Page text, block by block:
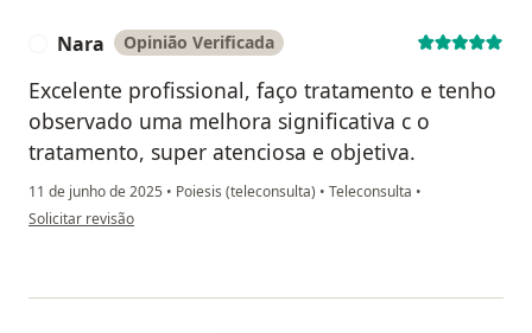
Nara Opinião Verificada
Excelente profissional, faço tratamento e tenho
observado uma melhora significativa c o
tratamento, super atenciosa e objetiva.
11 de junho de 2025 • Poiesis (teleconsulta) • Teleconsulta •
na opinião do utilizador Nara
Solicitar revisão